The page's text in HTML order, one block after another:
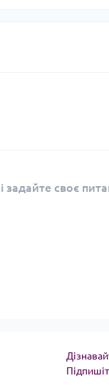
своє